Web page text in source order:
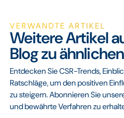
VERWANDTE ARTIKEL
Weitere Artikel
Blog zu
Entdecken Sie CSR-Trends,
Ratschläge, um den positiven
zu steigern. Abonnieren Sie
und bewährte Verfahren zu